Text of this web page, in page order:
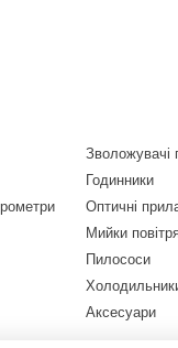
Зволожувачі
Годинники
Оптичні
Мийки
Пилососи
Аксесуари